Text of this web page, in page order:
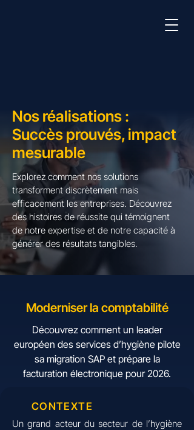
Nos réalisations :
Succès prouvés, impact
mesurable
Explorez comment nos solutions
transforment discrètement mais
efficacement les entreprises. Découvrez
des histoires de réussite qui témoignent
de notre expertise et de notre capacité à
générer des résultats tangibles.
Moderniser la comptabilité
Découvrez comment un leader
européen des services d’hygiène pilote
sa migration SAP et prépare la
facturation électronique pour 2026.
CONTEXTE
Un grand acteur du secteur de l’hygiène